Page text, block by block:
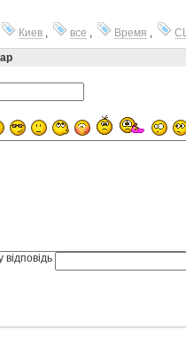
Киев все Время
відповідь